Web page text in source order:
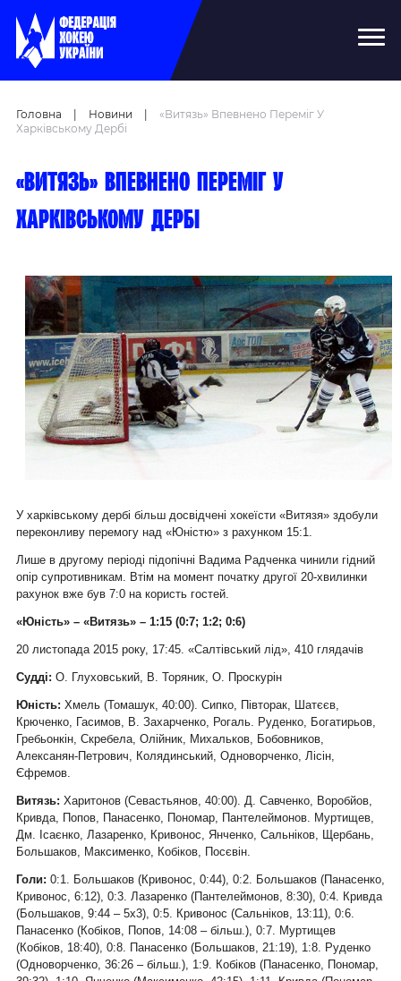
Головна Новини
«Витязь» Впевнено Переміг У
Харківському Дербі
«Витязь» впевнено переміг у
харківському дербі
У харківському дербі більш досвідчені хокеїсти «Витязя» здобули
переконливу перемогу над «Юністю» з рахунком 15:1.
Лише в другому періоді підопічні Вадима Радченка чинили гідний
опір супротивникам. Втім на момент початку другої 20-хвилинки
рахунок вже був 7:0 на користь гостей.
«Юність» – «Витязь» – 1:15 (0:7; 1:2; 0:6)
20 листопада 2015 року, 17:45. «Салтівський лід», 410 глядачів
Судді: О. Глуховський, В. Торяник, О. Проскурін
Юність: Хмель (Томашук, 40:00). Сипко, Півторак, Шатєєв,
Крюченко, Гасимов, В. Захарченко, Рогаль. Руденко, Богатирьов,
Гребьонкін, Скребела, Олійник, Михальков, Бобовников,
Алексанян-Петрович, Колядинський, Одноворченко, Лісін,
Єфремов.
Витязь: Харитонов (Севастьянов, 40:00). Д. Савченко, Воробйов,
Кривда, Попов, Панасенко, Пономар, Пантелеймонов. Муртищев,
Дм. Ісаєнко, Лазаренко, Кривонос, Янченко, Сальніков, Щербань,
Большаков, Максименко, Кобіков, Посєвін.
Голи: 0:1. Большаков (Кривонос, 0:44), 0:2. Большаков (Панасенко,
Кривонос, 6:12), 0:3. Лазаренко (Пантелеймонов, 8:30), 0:4. Кривда
(Большаков, 9:44 – 5х3), 0:5. Кривонос (Сальніков, 13:11), 0:6.
Панасенко (Кобіков, Попов, 14:08 – більш.), 0:7. Муртищев
(Кобіков, 18:40), 0:8. Панасенко (Большаков, 21:19), 1:8. Руденко
(Одноворченко, 36:26 – більш.), 1:9. Кобіков (Панасенко, Пономар,